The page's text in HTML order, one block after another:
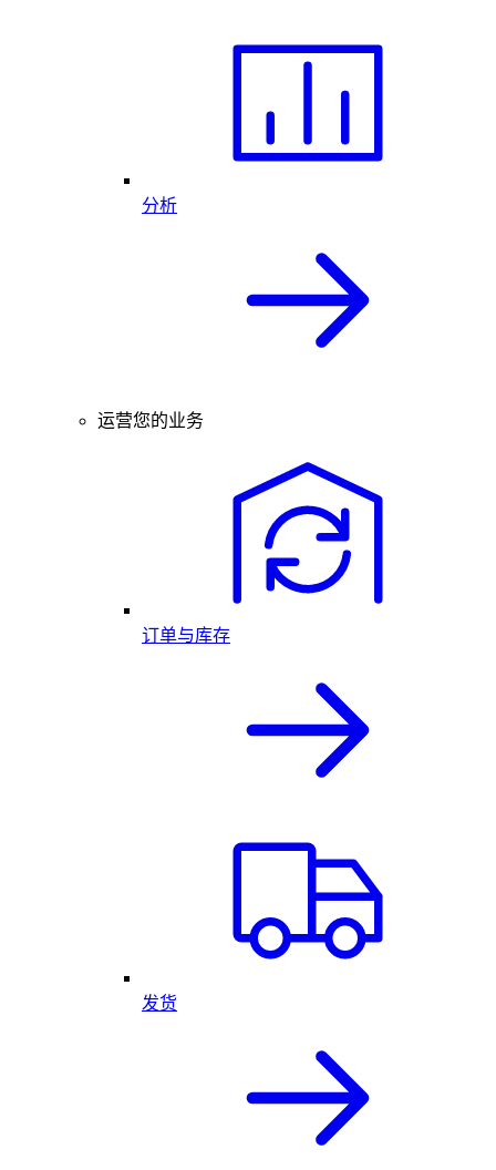
分析
运营您的业务
订单与库存
发货